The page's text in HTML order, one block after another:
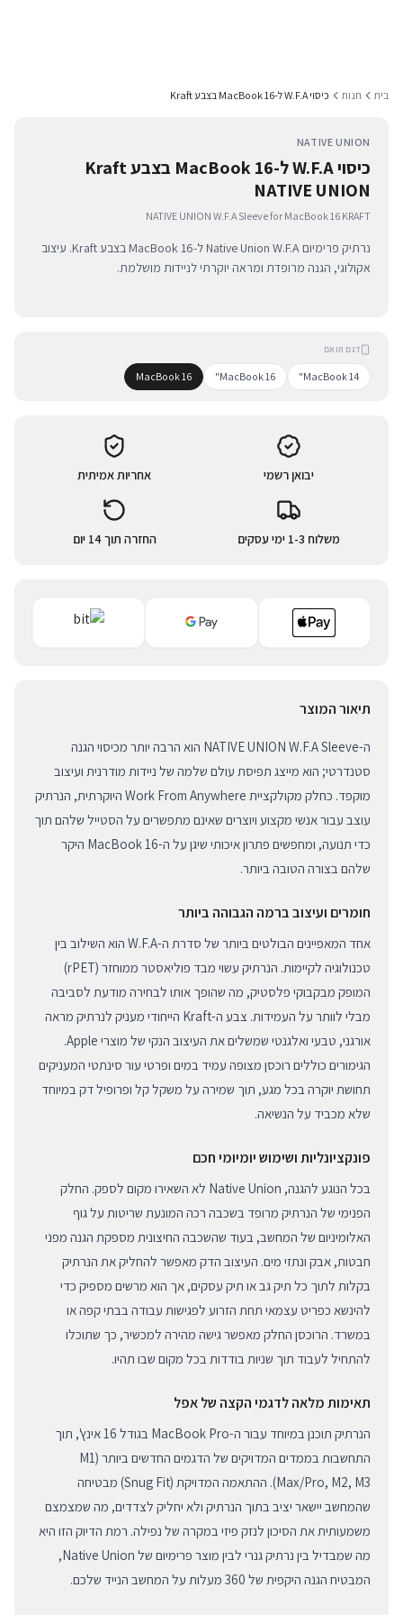
בית חנות כיסוי W.F.A ל-MacBook 16 בצבע Kraft
NATIVE UNION
כיסוי W.F.A ל-MacBook 16 בצבע Kraft
NATIVE UNION
NATIVE UNION W.F.A Sleeve for MacBook 16 KRAFT
נרתיק פרימיום Native Union W.F.A ל-MacBook 16 בצבע Kraft. עיצוב
אקולוגי, הגנה מרופדת ומראה יוקרתי לניידות מושלמת.
דגם תואם
MacBook 14"
MacBook 16"
MacBook 16
יבואן רשמי אחריות אמיתית
משלוח 1-3 ימי עסקים החזרה תוך 14 יום
תיאור המוצר
ה-NATIVE UNION W.F.A Sleeve הוא הרבה יותר מכיסוי הגנה
סטנדרטי; הוא מייצג תפיסת עולם שלמה של ניידות מודרנית ועיצוב
מוקפד. כחלק מקולקציית Work From Anywhere היוקרתית, הנרתיק
עוצב עבור אנשי מקצוע ויוצרים שאינם מתפשרים על הסטייל שלהם תוך
כדי תנועה, ומחפשים פתרון איכותי שיגן על ה-MacBook 16 היקר
שלהם בצורה הטובה ביותר.
חומרים ועיצוב ברמה הגבוהה ביותר
אחד המאפיינים הבולטים ביותר של סדרת ה-W.F.A הוא השילוב בין
טכנולוגיה לקיימות. הנרתיק עשוי מבד פוליאסטר ממוחזר (rPET)
המופק מבקבוקי פלסטיק, מה שהופך אותו לבחירה מודעת לסביבה
מבלי לוותר על העמידות. צבע ה-Kraft הייחודי מעניק לנרתיק מראה
אורגני, טבעי ואלגנטי שמשלים את העיצוב הנקי של מוצרי Apple.
הגימורים כוללים רוכסן מצופה עמיד במים ופרטי עור סינתטי המעניקים
תחושת יוקרה בכל מגע, תוך שמירה על משקל קל ופרופיל דק במיוחד
שלא מכביד על הנשיאה.
פונקציונליות ושימוש יומיומי חכם
בכל הנוגע להגנה, Native Union לא השאירו מקום לספק. החלק
הפנימי של הנרתיק מרופד בשכבה רכה המונעת שריטות על גוף
האלומיניום של המחשב, בעוד שהשכבה החיצונית מספקת הגנה מפני
חבטות, אבק ונתזי מים. העיצוב הדק מאפשר להחליק את הנרתיק
בקלות לתוך כל תיק גב או תיק עסקים, אך הוא מרשים מספיק כדי
להינשא כפריט עצמאי תחת הזרוע לפגישות עבודה בבתי קפה או
במשרד. הרוכסן החלק מאפשר גישה מהירה למכשיר, כך שתוכלו
להתחיל לעבוד תוך שניות בודדות בכל מקום שבו תהיו.
תאימות מלאה לדגמי הקצה של אפל
הנרתיק תוכנן במיוחד עבור ה-MacBook Pro בגודל 16 אינץ', תוך
התחשבות בממדים המדויקים של הדגמים החדשים ביותר (M1
Max/Pro, M2, M3). ההתאמה המדויקת (Snug Fit) מבטיחה
שהמחשב יישאר יציב בתוך הנרתיק ולא יחליק לצדדים, מה שמצמצם
משמעותית את הסיכון לנזק פיזי במקרה של נפילה. רמת הדיוק הזו היא
מה שמבדיל בין נרתיק גנרי לבין מוצר פרימיום של Native Union,
המבטיח הגנה היקפית של 360 מעלות על המחשב הנייד שלכם.